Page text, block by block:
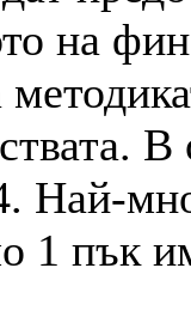
на
Най-
1 пък